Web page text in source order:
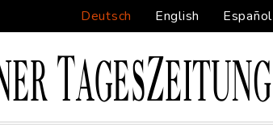
Deutsch English Español